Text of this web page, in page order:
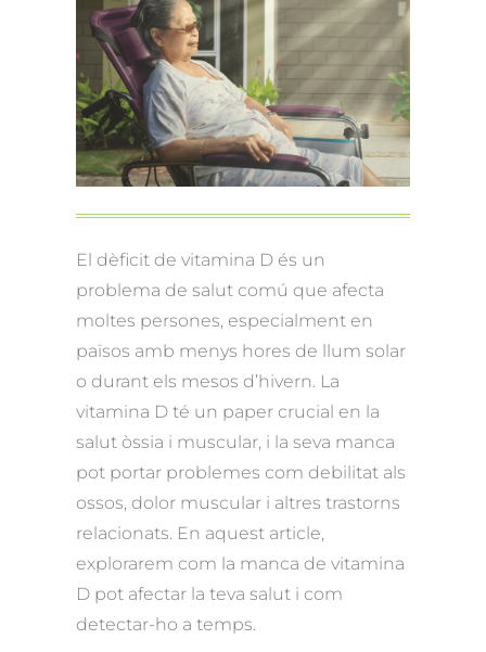
El dèficit de vitamina D és un
problema de salut comú que afecta
moltes persones, especialment en
països amb menys hores de llum solar
o durant els mesos d’hivern. La
vitamina D té un paper crucial en la
salut òssia i muscular, i la seva manca
pot portar problemes com debilitat als
ossos, dolor muscular i altres trastorns
relacionats. En aquest article,
explorarem com la manca de vitamina
D pot afectar la teva salut i com
detectar-ho a temps.